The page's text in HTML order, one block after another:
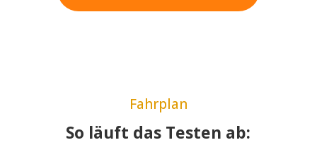
Fahrplan
So läuft das Testen ab: